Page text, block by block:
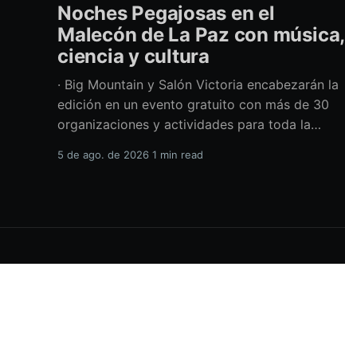
Noches Pegajosas en el
Malecón de La Paz con música,
ciencia y cultura
· Big Mountain y Salón Victoria encabezarán la
edición en un evento gratuito con más de 30
organizaciones y actividades para toda la
en vivo, divulgación científica y actividades
5 de ago. de 2026 1 min read